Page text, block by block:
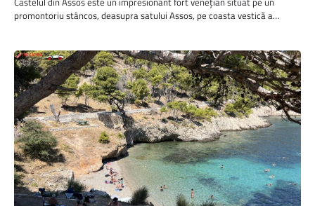
promontoriu stâncos, deasupra satului Assos, pe coasta vestică a…